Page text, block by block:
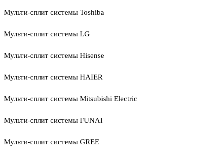
Мульти-сплит системы Toshiba
Мульти-сплит системы LG
Мульти-сплит системы Hisense
Мульти-сплит системы HAIER
Мульти-сплит системы Mitsubishi Electric
Мульти-сплит системы FUNAI
Мульти-сплит системы GREE